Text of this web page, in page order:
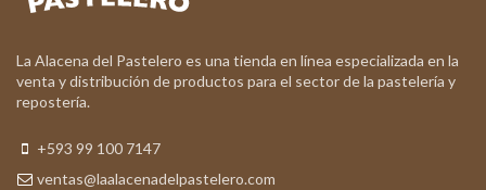
La Alacena del Pastelero es una tienda en línea especializada en la
venta y distribución de productos para el sector de la pastelería y
repostería.
+593 99 100 7147
ventas@laalacenadelpastelero.com